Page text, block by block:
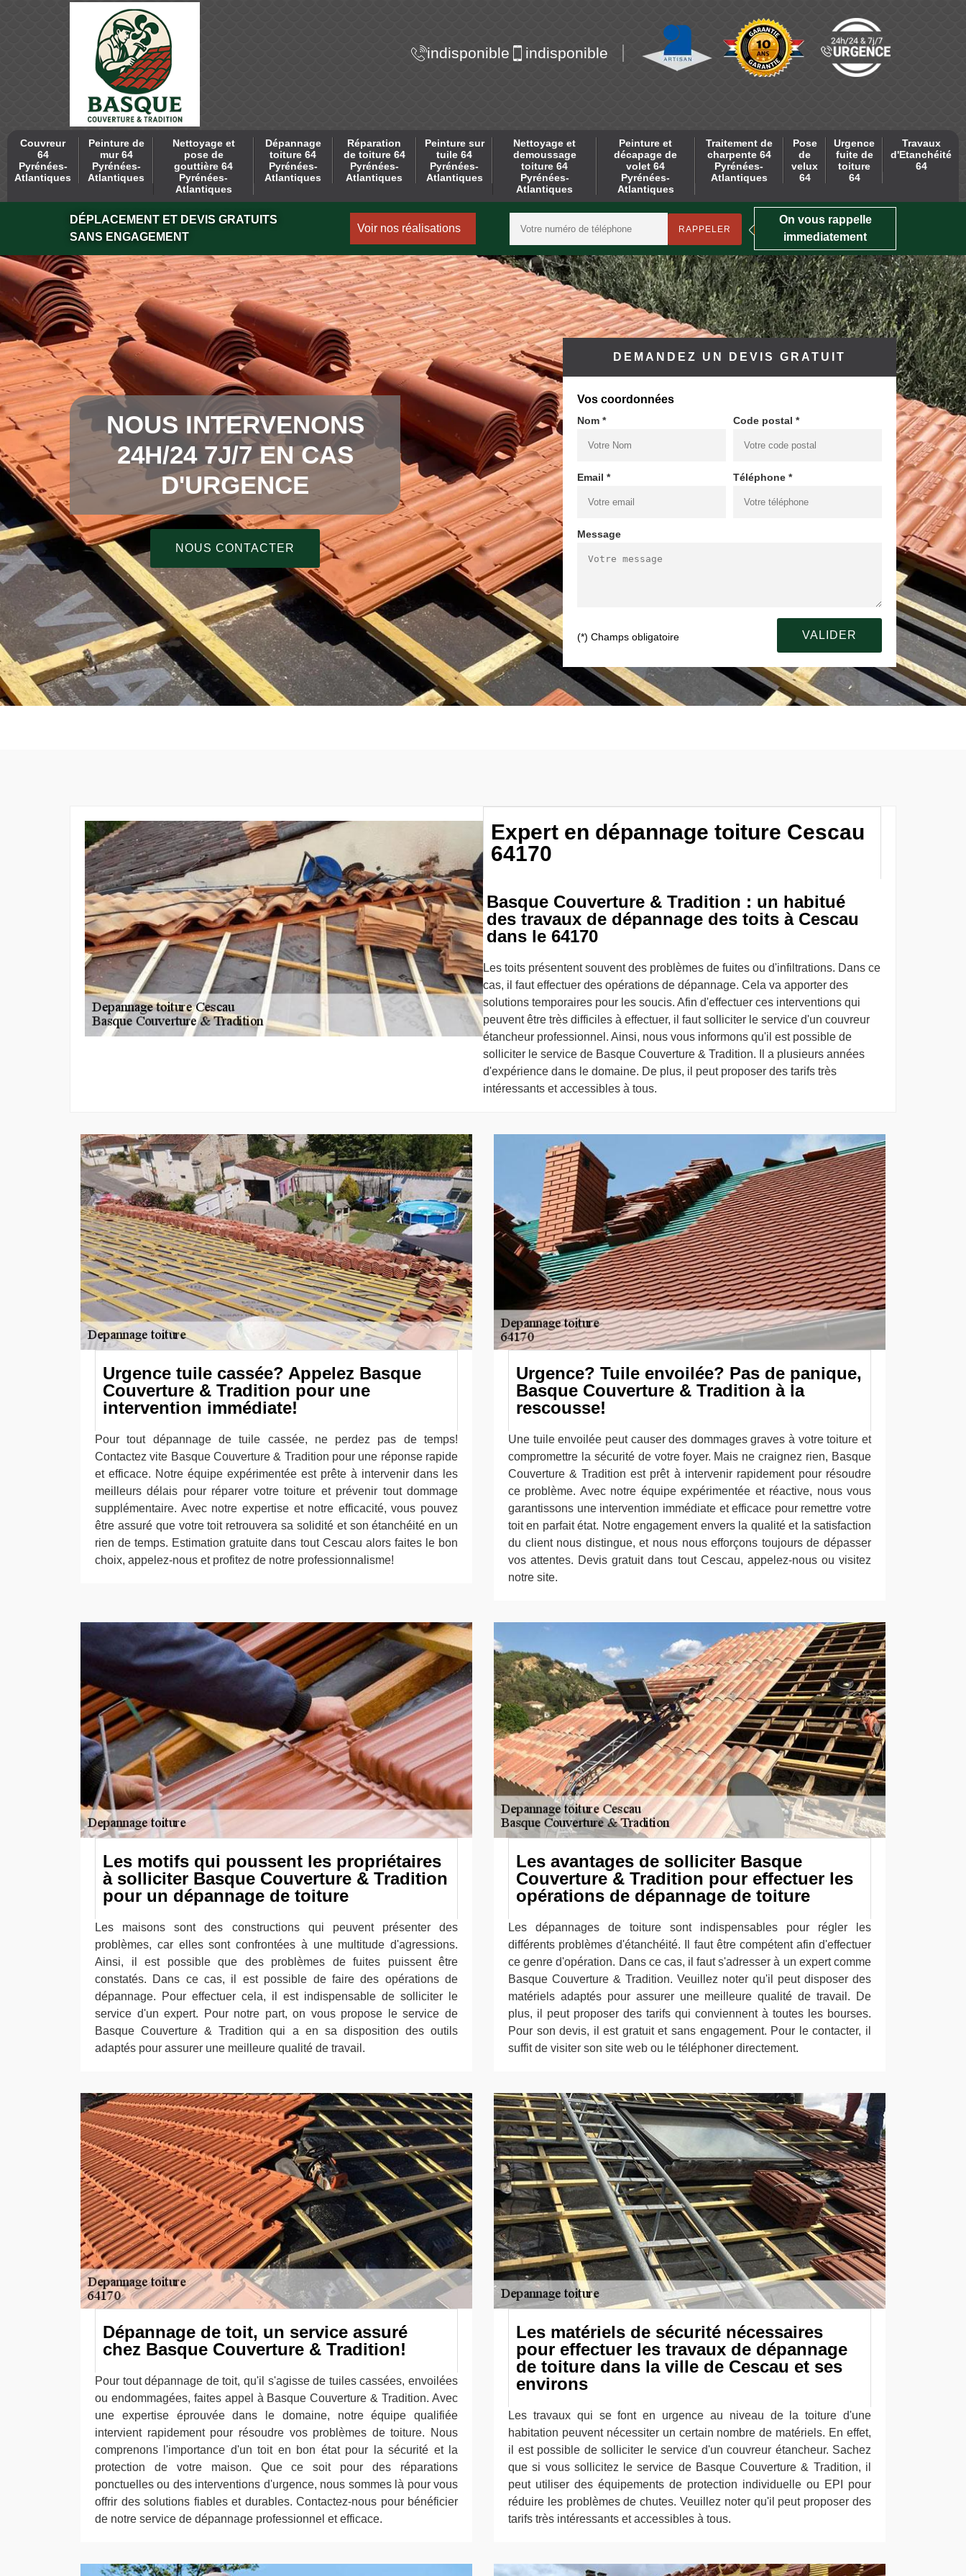
indisponible indisponible
Couvreur
64
Pyrénées-
Atlantiques
Peinture de
mur 64
Pyrénées-
Atlantiques
Nettoyage et
pose de
gouttière 64
Pyrénées-
Atlantiques
Dépannage
toiture 64
Pyrénées-
Atlantiques
Réparation
de toiture 64
Pyrénées-
Atlantiques
Peinture sur
tuile 64
Pyrénées-
Atlantiques
Nettoyage et
demoussage
toiture 64
Pyrénées-
Atlantiques
Peinture et
décapage de
volet 64
Pyrénées-
Atlantiques
Traitement de
charpente 64
Pyrénées-
Atlantiques
Pose
de
velux
64
Urgence
fuite de
toiture
64
Travaux
d'Etanchéité
64
DÉPLACEMENT ET DEVIS GRATUITS
SANS ENGAGEMENT
Voir nos réalisations
On vous rappelle
immediatement
NOUS INTERVENONS
24H/24 7J/7 EN CAS
D'URGENCE
NOUS CONTACTER
DEMANDEZ UN DEVIS GRATUIT
Vos coordonnées
Nom * Code postal *
Email * Téléphone *
Message
(*) Champs obligatoire
Expert en dépannage toiture Cescau
64170
Basque Couverture & Tradition : un habitué
des travaux de dépannage des toits à Cescau
dans le 64170
Les toits présentent souvent des problèmes de fuites ou d'infiltrations. Dans ce
cas, il faut effectuer des opérations de dépannage. Cela va apporter des
solutions temporaires pour les soucis. Afin d'effectuer ces interventions qui
peuvent être très difficiles à effectuer, il faut solliciter le service d'un couvreur
étancheur professionnel. Ainsi, nous vous informons qu'il est possible de
solliciter le service de Basque Couverture & Tradition. Il a plusieurs années
d'expérience dans le domaine. De plus, il peut proposer des tarifs très
intéressants et accessibles à tous.
Urgence tuile cassée? Appelez Basque
Couverture & Tradition pour une
intervention immédiate!
Pour tout dépannage de tuile cassée, ne perdez pas de temps!
Contactez vite Basque Couverture & Tradition pour une réponse rapide
et efficace. Notre équipe expérimentée est prête à intervenir dans les
meilleurs délais pour réparer votre toiture et prévenir tout dommage
supplémentaire. Avec notre expertise et notre efficacité, vous pouvez
être assuré que votre toit retrouvera sa solidité et son étanchéité en un
rien de temps. Estimation gratuite dans tout Cescau alors faites le bon
choix, appelez-nous et profitez de notre professionnalisme!
Urgence? Tuile envoilée? Pas de panique,
Basque Couverture & Tradition à la
rescousse!
Une tuile envoilée peut causer des dommages graves à votre toiture et
compromettre la sécurité de votre foyer. Mais ne craignez rien, Basque
Couverture & Tradition est prêt à intervenir rapidement pour résoudre
ce problème. Avec notre équipe expérimentée et réactive, nous vous
garantissons une intervention immédiate et efficace pour remettre votre
toit en parfait état. Notre engagement envers la qualité et la satisfaction
du client nous distingue, et nous nous efforçons toujours de dépasser
vos attentes. Devis gratuit dans tout Cescau, appelez-nous ou visitez
notre site.
Les motifs qui poussent les propriétaires
à solliciter Basque Couverture & Tradition
pour un dépannage de toiture
Les maisons sont des constructions qui peuvent présenter des
problèmes, car elles sont confrontées à une multitude d'agressions.
Ainsi, il est possible que des problèmes de fuites puissent être
constatés. Dans ce cas, il est possible de faire des opérations de
dépannage. Pour effectuer cela, il est indispensable de solliciter le
service d'un expert. Pour notre part, on vous propose le service de
Basque Couverture & Tradition qui a en sa disposition des outils
adaptés pour assurer une meilleure qualité de travail.
Les avantages de solliciter Basque
Couverture & Tradition pour effectuer les
opérations de dépannage de toiture
Les dépannages de toiture sont indispensables pour régler les
différents problèmes d'étanchéité. Il faut être compétent afin d'effectuer
ce genre d'opération. Dans ce cas, il faut s'adresser à un expert comme
Basque Couverture & Tradition. Veuillez noter qu'il peut disposer des
matériels adaptés pour assurer une meilleure qualité de travail. De
plus, il peut proposer des tarifs qui conviennent à toutes les bourses.
Pour son devis, il est gratuit et sans engagement. Pour le contacter, il
suffit de visiter son site web ou le téléphoner directement.
Dépannage de toit, un service assuré
chez Basque Couverture & Tradition!
Pour tout dépannage de toit, qu'il s'agisse de tuiles cassées, envoilées
ou endommagées, faites appel à Basque Couverture & Tradition. Avec
une expertise éprouvée dans le domaine, notre équipe qualifiée
intervient rapidement pour résoudre vos problèmes de toiture. Nous
comprenons l'importance d'un toit en bon état pour la sécurité et la
protection de votre maison. Que ce soit pour des réparations
ponctuelles ou des interventions d'urgence, nous sommes là pour vous
offrir des solutions fiables et durables. Contactez-nous pour bénéficier
de notre service de dépannage professionnel et efficace.
Les matériels de sécurité nécessaires
pour effectuer les travaux de dépannage
de toiture dans la ville de Cescau et ses
environs
Les travaux qui se font en urgence au niveau de la toiture d'une
habitation peuvent nécessiter un certain nombre de matériels. En effet,
il est possible de solliciter le service d'un couvreur étancheur. Sachez
que si vous sollicitez le service de Basque Couverture & Tradition, il
peut utiliser des équipements de protection individuelle ou EPI pour
réduire les problèmes de chutes. Veuillez noter qu'il peut proposer des
tarifs très intéressants et accessibles à tous.